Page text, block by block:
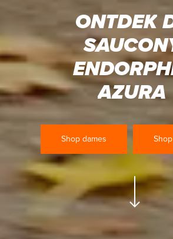
ONTDEK
AZURA
Shop dames